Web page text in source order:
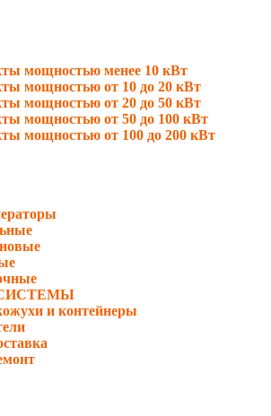
мощностью менее 10 кВт
мощностью от 10 до 20 кВт
мощностью от 20 до 50 кВт
мощностью от 50 до 100 кВт
мощностью от 100 до 200 кВт
и контейнеры